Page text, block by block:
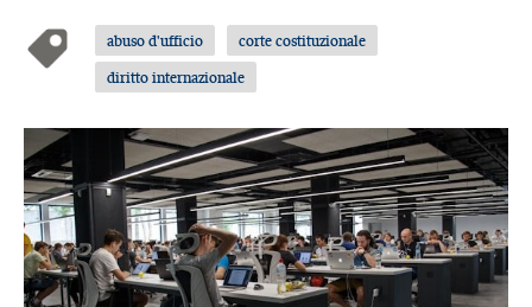
abuso d'ufficio
corte costituzionale
diritto internazionale